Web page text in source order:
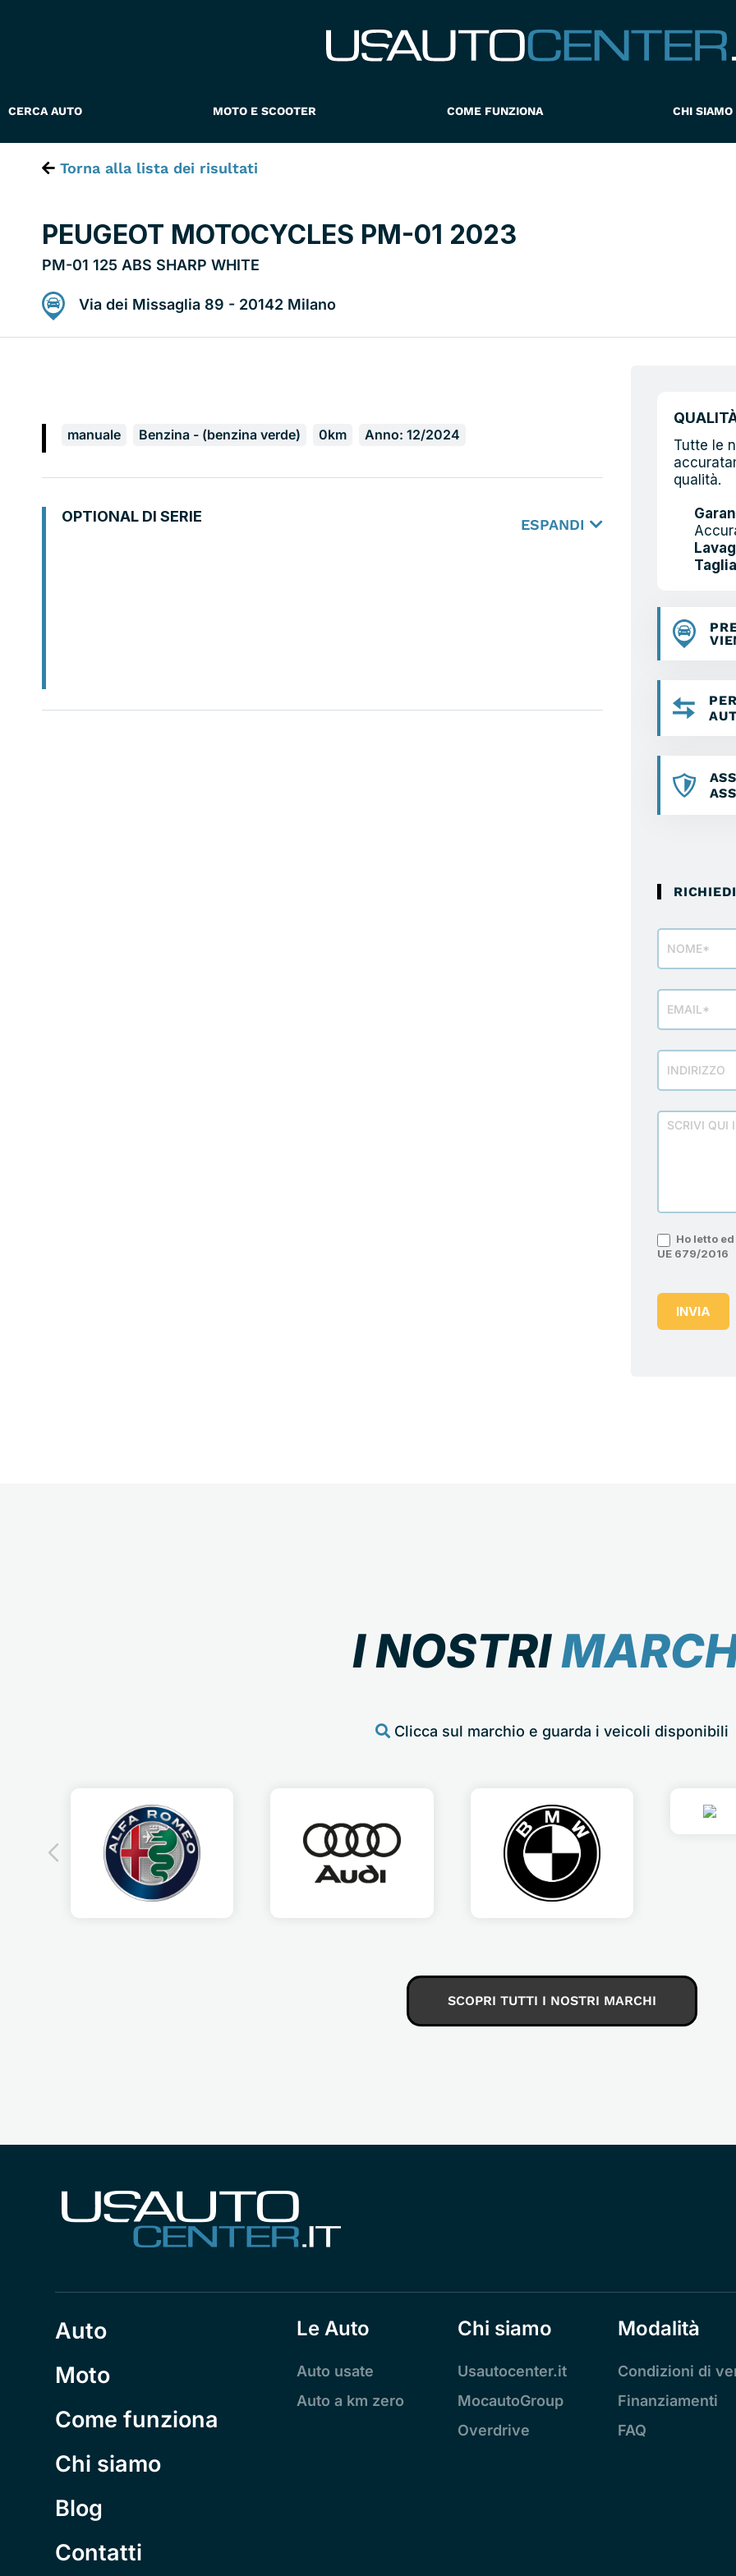
CERCA AUTO MOTO E SCOOTER COME FUNZIONA CHI SIAMO
Torna alla lista dei risultati
PEUGEOT MOTOCYCLES PM-01 2023
PM-01 125 ABS SHARP WHITE
Via dei Missaglia 89 - 20142 Milano
manuale Benzina - (benzina verde) 0km Anno: 12/2024
OPTIONAL DI SERIE ESPANDI
Tutte le
qualità.
richiesta
info
veicolo
Ho letto
UE 679/2016
INVIA
I NOSTRI
Clicca sul marchio e guarda i veicoli disponibili
SCOPRI TUTTI I NOSTRI MARCHI
Auto
Moto
Come funziona
Chi siamo
Blog
Contatti
Le Auto
Auto usate
Auto a km zero
Chi siamo
Usautocenter.it
MocautoGroup
Overdrive
Modalità
Condizioni di
Finanziamenti
FAQ